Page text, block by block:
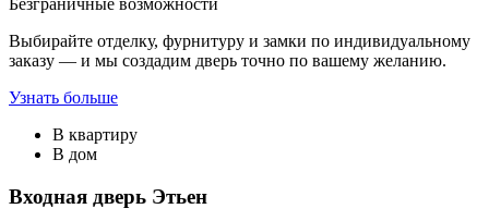
Безграничные возможности
Выбирайте отделку, фурнитуру и замки по индивидуальному
заказу — и мы создадим дверь точно по вашему желанию.
Узнать больше
В квартиру
В дом
Входная дверь Этьен